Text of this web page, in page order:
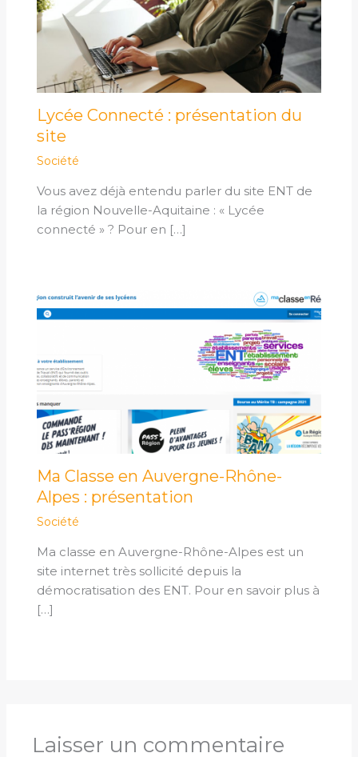
Lycée Connecté : présentation du
site
Société
Vous avez déjà entendu parler du site ENT de
la région Nouvelle-Aquitaine : « Lycée
connecté » ? Pour en […]
Ma Classe en Auvergne-Rhône-
Alpes : présentation
Société
Ma classe en Auvergne-Rhône-Alpes est un
site internet très sollicité depuis la
démocratisation des ENT. Pour en savoir plus à
[…]
Laisser un commentaire